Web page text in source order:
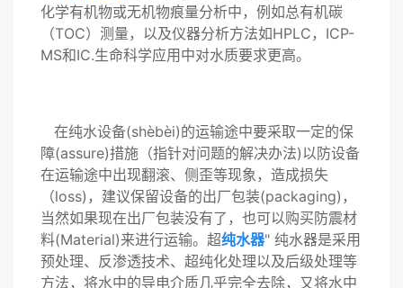
化学有机物或无机物痕量分析中，例如总有机碳
（TOC）测量，以及仪器分析方法如HPLC，ICP-
MS和IC.生命科学应用中对水质要求更高。
在纯水设备(shèbèi)的运输途中要采取一定的保
障(assure)措施（指针对问题的解决办法)以防设备
在运输途中出现翻滚、侧歪等现象，造成损失
（loss)，建议保留设备的出厂包装(packaging)，
当然如果现在出厂包装没有了，也可以购买防震材
料(Material)来进行运输。超纯水器" 纯水器是采用
预处理、反渗透技术、超纯化处理以及后级处理等
方法，将水中的导电介质几乎完全去除，又将水中